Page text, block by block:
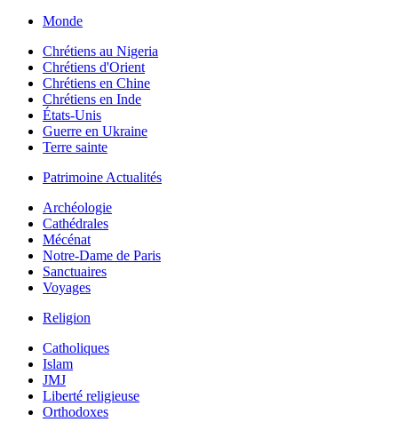
Monde
Chrétiens au Nigeria
Chrétiens d'Orient
Chrétiens en Chine
Chrétiens en Inde
États-Unis
Guerre en Ukraine
Terre sainte
Patrimoine Actualités
Archéologie
Cathédrales
Mécénat
Notre-Dame de Paris
Sanctuaires
Voyages
Religion
Catholiques
Islam
JMJ
Liberté religieuse
Orthodoxes